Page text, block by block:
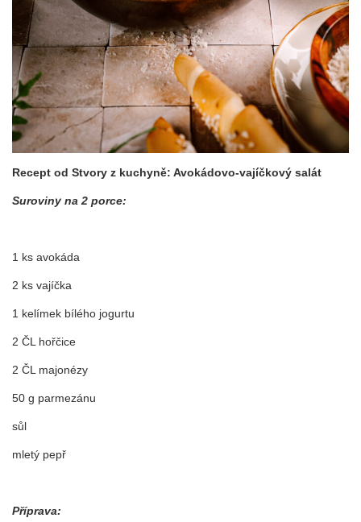
Recept od Stvory z kuchyně: Avokádovo-vajíčkový salát
Suroviny na 2 porce:
1 ks avokáda
2 ks vajíčka
1 kelímek bílého jogurtu
2 ČL hořčice
2 ČL majonézy
50 g parmezánu
sůl
mletý pepř
Příprava: